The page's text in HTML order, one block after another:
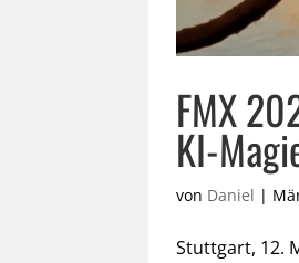
FMX
KI-
von Daniel |
Stuttgart, 12.